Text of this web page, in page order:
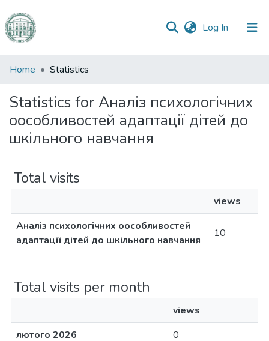
Log In (current)
Communities
Collections
All of DSpace
Home Statistics
Statistics for Аналіз психологічних
оособливостей адаптації дітей до
шкільного навчання
Total visits
views
Аналіз психологічних оособливостей
адаптації дітей до шкільного навчання
10
Total visits per month
views
лютого 2026
0